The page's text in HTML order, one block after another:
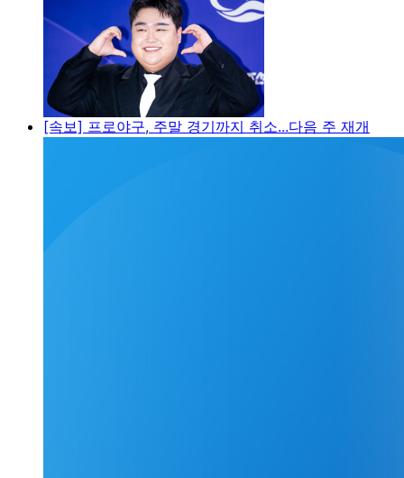
[속보] 프로야구, 주말 경기까지 취소...다음 주 재개